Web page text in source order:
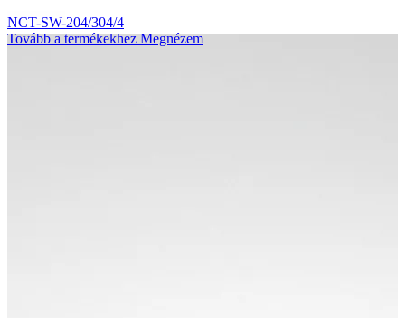
NCT-SW-204/304/4
Tovább a termékekhez Megnézem